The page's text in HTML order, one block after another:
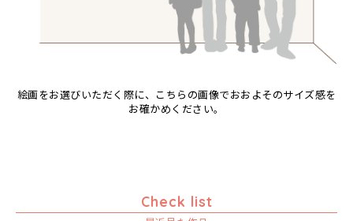
絵画をお選びいただく際に、こちらの画像でおおよそのサイズ感を
お確かめください。
Check list